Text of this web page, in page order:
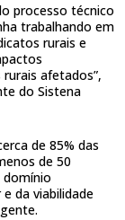
processo técnico
trabalhando em
rurais e
afetados”,
do Sistena
de 85% das
de 50
domínio
da viabilidade